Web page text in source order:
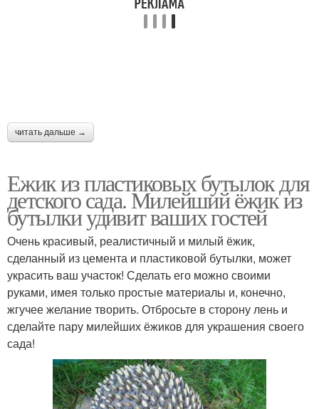
читать дальше →
Ежик из пластиковых бутылок для
детского сада. Милейший ёжик из
бутылки удивит ваших гостей
Очень красивый, реалистичный и милый ёжик,
сделанный из цемента и пластиковой бутылки, может
украсить ваш участок! Сделать его можно своими
руками, имея только простые материалы и, конечно,
жгучее желание творить. Отбросьте в сторону лень и
сделайте пару милейших ёжиков для украшения своего
сада!